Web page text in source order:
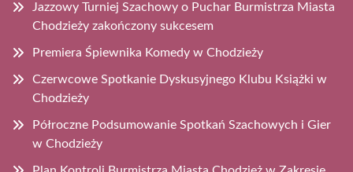
Jazzowy Turniej Szachowy o Puchar Burmistrza Miasta
Chodzieży zakończony sukcesem
Premiera Śpiewnika Komedy w Chodzieży
Czerwcowe Spotkanie Dyskusyjnego Klubu Książki w
Chodzieży
Półroczne Podsumowanie Spotkań Szachowych i Gier
w Chodzieży